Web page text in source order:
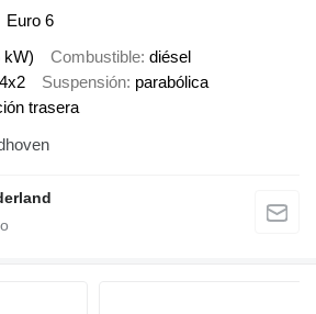
Euro 6
kW) Combustible diésel
4x2 Suspensión parabólica
trasera